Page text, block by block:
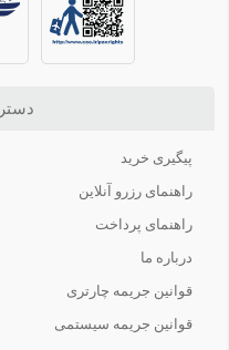
پیگیری خرید
راهنمای رزرو آنلاین
راهنمای پرداخت
درباره ما
قوانین جریمه چارتری
قوانین جریمه سیستمی